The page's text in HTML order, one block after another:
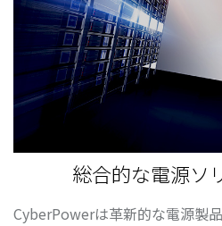
総合的な電源ソ
CyberPowerは革新的な電源製